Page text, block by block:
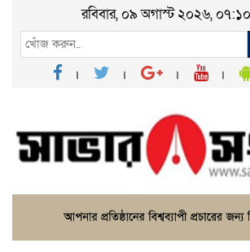
রবিবার, ০৯ অগাস্ট ২০২৬, ০৭:১০